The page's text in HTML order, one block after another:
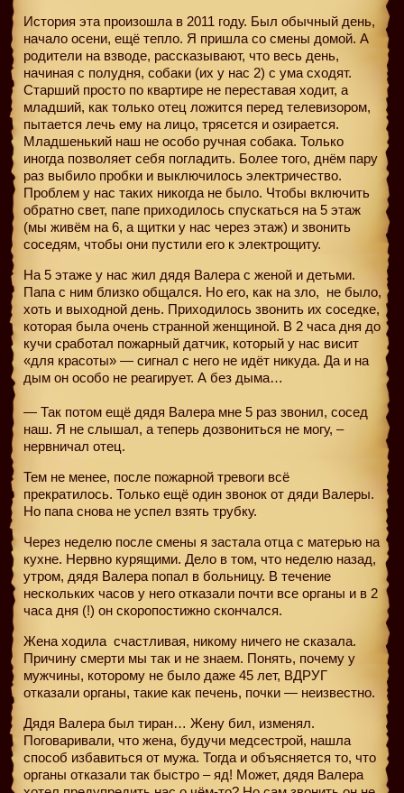
История эта произошла в 2011 году. Был обычный день,
начало осени, ещё тепло. Я пришла со смены домой. А
родители на взводе, рассказывают, что весь день,
начиная с полудня, собаки (их у нас 2) с ума сходят.
Старший просто по квартире не переставая ходит, а
младший, как только отец ложится перед телевизором,
пытается лечь ему на лицо, трясется и озирается.
Младшенький наш не особо ручная собака. Только
иногда позволяет себя погладить. Более того, днём пару
раз выбило пробки и выключилось электричество.
Проблем у нас таких никогда не было. Чтобы включить
обратно свет, папе приходилось спускаться на 5 этаж
(мы живём на 6, а щитки у нас через этаж) и звонить
соседям, чтобы они пустили его к электрощиту.
На 5 этаже у нас жил дядя Валера с женой и детьми.
Папа с ним близко общался. Но его, как на зло, не было,
хоть и выходной день. Приходилось звонить их соседке,
которая была очень странной женщиной. В 2 часа дня до
кучи сработал пожарный датчик, который у нас висит
«для красоты» — сигнал с него не идёт никуда. Да и на
дым он особо не реагирует. А без дыма…
— Так потом ещё дядя Валера мне 5 раз звонил, сосед
наш. Я не слышал, а теперь дозвониться не могу, –
нервничал отец.
Тем не менее, после пожарной тревоги всё
прекратилось. Только ещё один звонок от дяди Валеры.
Но папа снова не успел взять трубку.
Через неделю после смены я застала отца с матерью на
кухне. Нервно курящими. Дело в том, что неделю назад,
утром, дядя Валера попал в больницу. В течение
нескольких часов у него отказали почти все органы и в 2
часа дня (!) он скоропостижно скончался.
Жена ходила счастливая, никому ничего не сказала.
Причину смерти мы так и не знаем. Понять, почему у
мужчины, которому не было даже 45 лет, ВДРУГ
отказали органы, такие как печень, почки — неизвестно.
Дядя Валера был тиран… Жену бил, изменял.
Поговаривали, что жена, будучи медсестрой, нашла
способ избавиться от мужа. Тогда и объясняется то, что
органы отказали так быстро – яд! Может, дядя Валера